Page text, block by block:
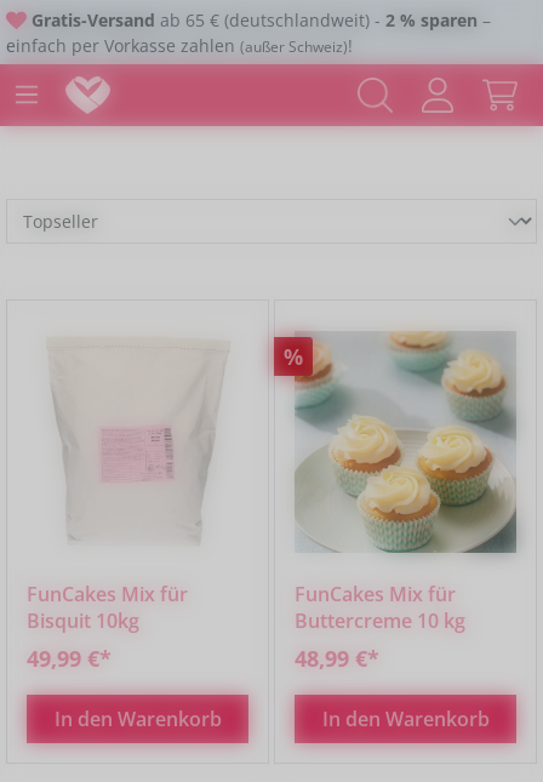
Zum Hauptinhalt springen
Gratis-Versand ab 65 € (deutschlandweit) - 2 % sparen –
einfach per Vorkasse zahlen (außer Schweiz)!
FunCakes Mix für
Bisquit 10kg
49,99 €*
In den Warenkorb
Rabatt
%
FunCakes Mix für
Buttercreme 10 kg
48,99 €*
In den Warenkorb